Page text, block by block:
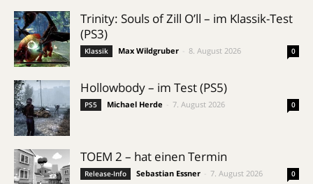
Trinity: Souls of Zill O’ll – im Klassik-Test
(PS3)
Klassik Max Wildgruber 8. August 2026 0
Hollowbody – im Test (PS5)
PS5 Michael Herde 7. August 2026 0
TOEM 2 – hat einen Termin
Release-Info Sebastian Essner 7. August 2026 0